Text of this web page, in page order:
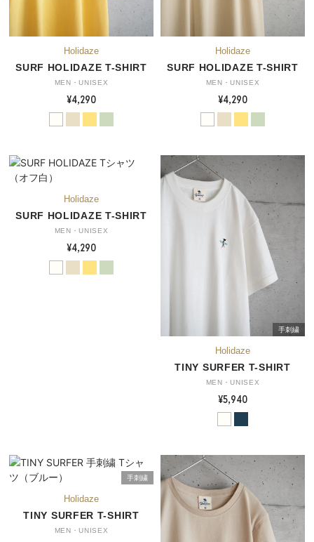
SURF HOLIDAZE T-SHIRT
MEN・UNISEX
¥4,290
SURF HOLIDAZE T-SHIRT
MEN・UNISEX
¥4,290
SURF HOLIDAZE T-SHIRT
MEN・UNISEX
¥4,290
手刺繍
TINY SURFER T-SHIRT
MEN・UNISEX
¥5,940
手刺繍
TINY SURFER T-SHIRT
MEN・UNISEX